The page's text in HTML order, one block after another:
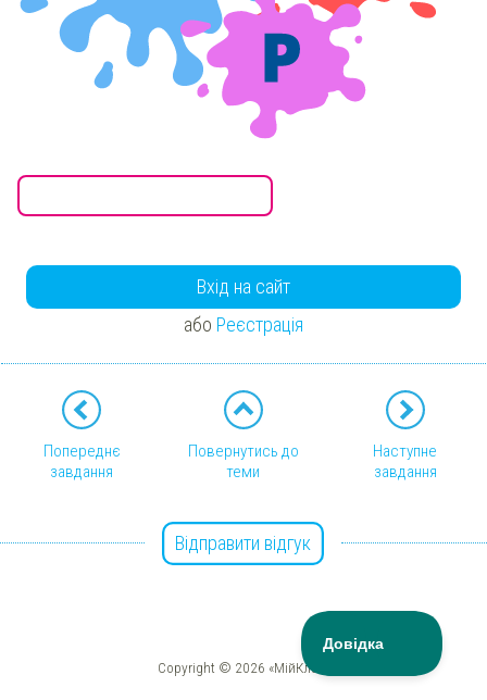
Вхід на сайт
або Реєстрація
Попереднє
завдання
Повернутись до
теми
Наступне
завдання
Відправити відгук
Copyright © 2026 «МійКлас»